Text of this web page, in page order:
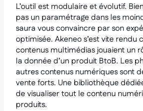
L’outil est modulaire et évolutif.
pas un paramétrage dans les
saura vous convaincre par son
optimisée. Akeneo s’est vite rendu
contenus multimédias jouaient un
la donnée d’un produit BtoB. Les
autres contenus numériques sont
vente forts. Une bibliothèque
de visualiser tout le contenu
produits.